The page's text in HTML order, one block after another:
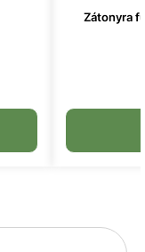
Zátonyra